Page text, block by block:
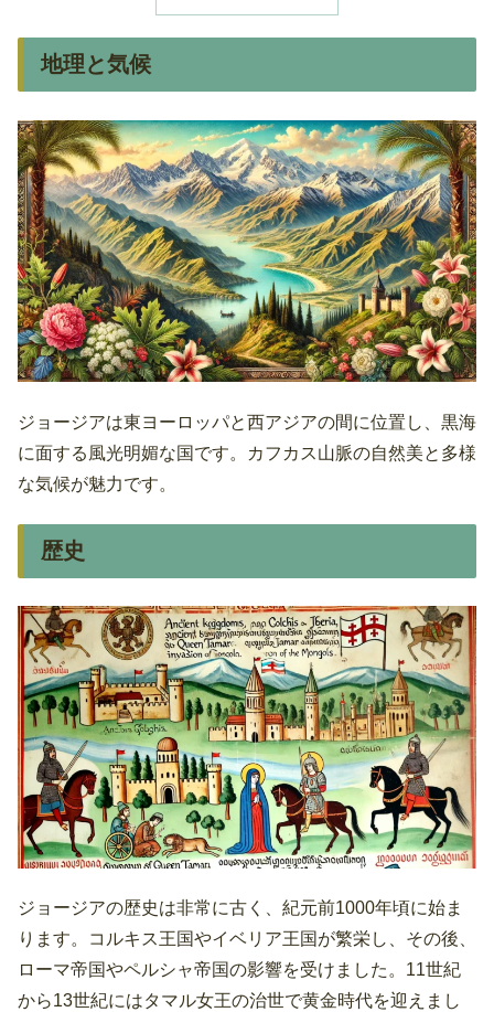
地理と気候
ジョージアは東ヨーロッパと西アジアの間に位置し、黒海
に面する風光明媚な国です。カフカス山脈の自然美と多様
な気候が魅力です。
歴史
ジョージアの歴史は非常に古く、紀元前1000年頃に始ま
ります。コルキス王国やイベリア王国が繁栄し、その後、
ローマ帝国やペルシャ帝国の影響を受けました。11世紀
から13世紀にはタマル女王の治世で黄金時代を迎えまし